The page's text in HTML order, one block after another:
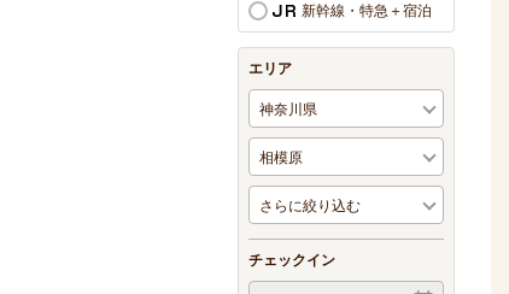
新幹線・特急＋宿泊
エリア
チェックイン